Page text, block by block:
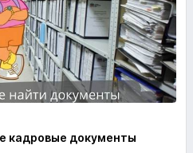
кадровые документы